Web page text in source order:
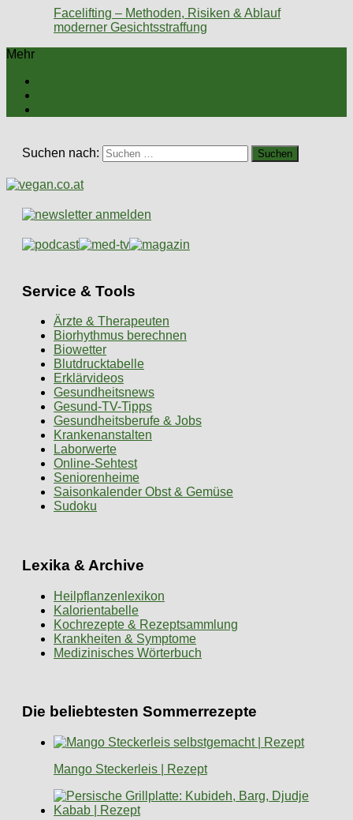
Facelifting – Methoden, Risiken & Ablauf
moderner Gesichtsstraffung
Mehr
Suchen nach:
Service & Tools
Ärzte & Therapeuten
Biorhythmus berechnen
Biowetter
Blutdrucktabelle
Erklärvideos
Gesundheitsnews
Gesund-TV-Tipps
Gesundheitsberufe & Jobs
Krankenanstalten
Laborwerte
Online-Sehtest
Seniorenheime
Saisonkalender Obst & Gemüse
Sudoku
Lexika & Archive
Heilpflanzenlexikon
Kalorientabelle
Kochrezepte & Rezeptsammlung
Krankheiten & Symptome
Medizinisches Wörterbuch
Die beliebtesten Sommerrezepte
Mango Steckerleis | Rezept